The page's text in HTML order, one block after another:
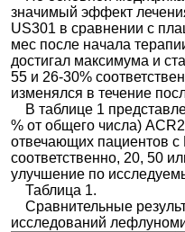
значимый эффект
US301 в сравнении с
мес после начала
достигал максимума и
55 и 26-30%
изменялся в течение
В таблице 1
% от общего числа)
отвечающих пациентов
соответственно, 20, 50
улучшение по
Таблица 1.
Сравнительные
исследований